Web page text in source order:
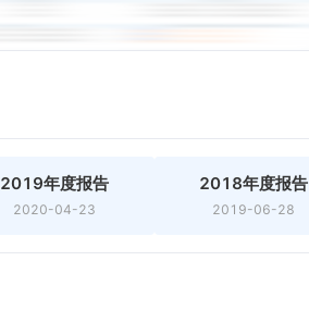
2019年度报告
2020-04-23
2018年度报告
2019-06-28